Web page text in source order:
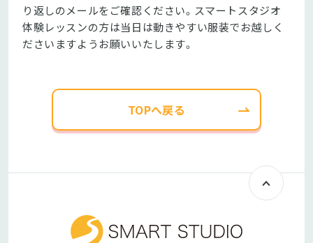
り返しのメールをご確認ください。スマートスタジオ
体験レッスンの方は当日は動きやすい服装でお越しく
ださいますようお願いいたします。
TOPへ戻る